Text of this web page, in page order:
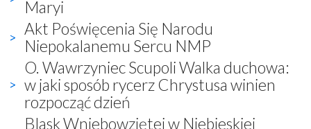
Maryi
Akt Poświęcenia Się Narodu
Niepokalanemu Sercu NMP
O. Wawrzyniec Scupoli Walka duchowa:
w jaki sposób rycerz Chrystusa winien
rozpocząć dzień
Blask Wniebowziętej w Niebieskiej